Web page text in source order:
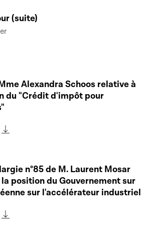
(suite)
Alexandra Schoos relative à
du "Crédit d'impôt pour
n°85 de M. Laurent Mosar
position du Gouvernement sur
sur l'accélérateur industriel